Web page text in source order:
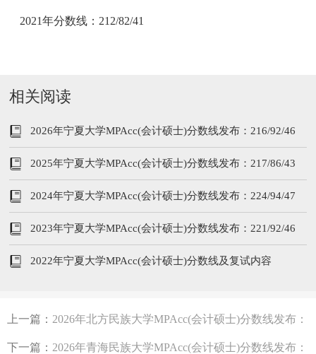
2021年分数线：212/82/41
相关阅读
2026年宁夏大学MPAcc(会计硕士)分数线发布：216/92/46
2025年宁夏大学MPAcc(会计硕士)分数线发布：217/86/43
2024年宁夏大学MPAcc(会计硕士)分数线发布：224/94/47
2023年宁夏大学MPAcc(会计硕士)分数线发布：221/92/46
2022年宁夏大学MPAcc(会计硕士)分数线及复试内容
上一篇： 2026年北方民族大学MPAcc(会计硕士)分数线发布：
189/92/46
下一篇： 2026年青海民族大学MPAcc(会计硕士)分数线发布：